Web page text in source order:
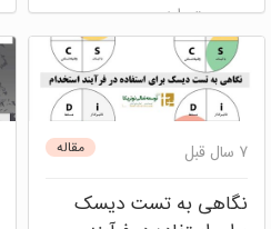
محبوبیت را د ...
mbti (ام بی تی آی)
دیسک
منابع انسانی
مقاله 7 سال قبل
نگاهی به تست دیسک